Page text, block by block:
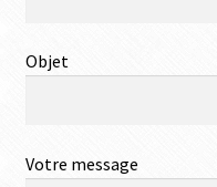
Objet
Votre message